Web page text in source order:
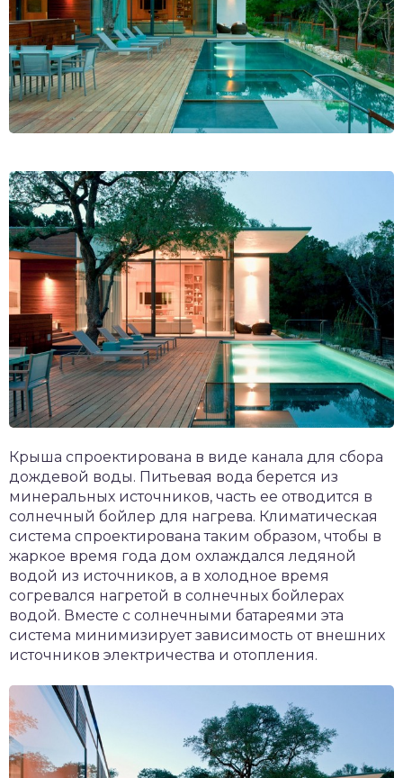
Крыша спроектирована в виде канала для сбора
дождевой воды. Питьевая вода берется из
минеральных источников, часть ее отводится в
солнечный бойлер для нагрева. Климатическая
система спроектирована таким образом, чтобы в
жаркое время года дом охлаждался ледяной
водой из источников, а в холодное время
согревался нагретой в солнечных бойлерах
водой. Вместе с солнечными батареями эта
система минимизирует зависимость от внешних
источников электричества и отопления.